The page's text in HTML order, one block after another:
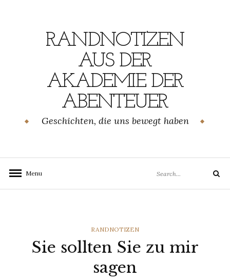
RANDNOTIZEN
AUS DER
AKADEMIE DER
ABENTEUER
Geschichten, die uns bewegt haben
Menu
for:
Search
CATEGORIES
RANDNOTIZEN
Sie sollten Sie zu mir
sagen